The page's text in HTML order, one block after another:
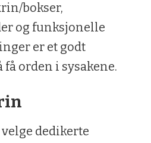
bokser,
og funksjonelle
er et godt
orden i sysakene.
dedikerte